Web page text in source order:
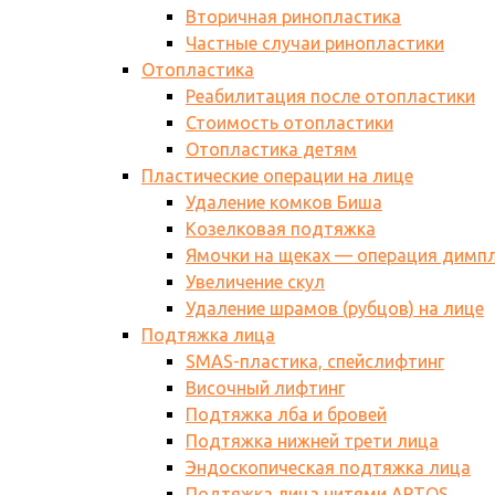
Вторичная ринопластика
Частные случаи ринопластики
Отопластика
Реабилитация после отопластики
Стоимость отопластики
Отопластика детям
Пластические операции на лице
Удаление комков Биша
Козелковая подтяжка
Ямочки на щеках — операция
Увеличение скул
Удаление шрамов (рубцов) на лице
Подтяжка лица
SMAS-пластика, спейслифтинг
Височный лифтинг
Подтяжка лба и бровей
Подтяжка нижней трети лица
Эндоскопическая подтяжка лица